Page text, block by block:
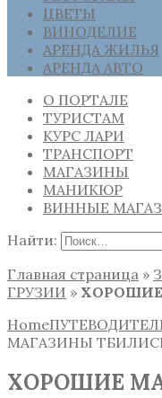
ЦВЕТЫ
ВИНОДЕЛИЕ
АРЕНДА ЖИЛЬЯ
АРЕНДА АВТО
О ПОРТАЛЕ
ТУРИСТАМ
КУРС ЛАРИ
ТРАНСПОРТ
МАГАЗИНЫ
МАНИКЮР
ВИННЫЕ
Найти:
Главная страница »
ГРУЗИИ »
Home
МАГАЗИНЫ
ХОРОШИЕ